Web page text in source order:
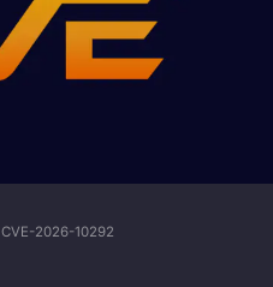
CVE-2026-10292